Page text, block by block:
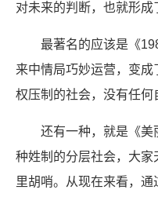
对未来的判断，也就形成
最著名的应该是《
来中情局巧妙运营，变
权压制的社会，没有任何
还有一种，就是《美
种姓制的分层社会，大
里胡哨。从现在来看，